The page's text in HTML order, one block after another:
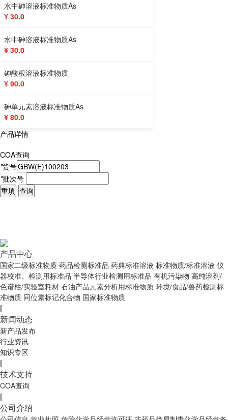
水中砷溶液标准物质As
¥ 30.0
水中砷溶液标准物质As
¥ 30.0
砷酸根溶液标准物质
¥ 90.0
砷单元素溶液标准物质As
¥ 80.0
产品详情
COA查询
*货号
*批次号
重填 查询
产品中心
国家二级标准物质 药品检测标准品 药典标准溶液 标准物质/标准溶液 仪
器校准、检测用标准品 半导体行业检测用标准品 有机污染物 高纯溶剂/
色谱柱/实验室耗材 石油产品元素分析用标准物质 环境/食品/兽药检测标
准物质 同位素标记化合物 国家标准物质
|
新闻动态
新产品发布
行业资讯
知识专区
|
技术支持
COA查询
|
公司介绍